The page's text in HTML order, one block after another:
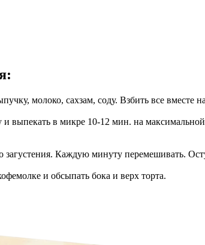
молоко, сахзам, соду. Взбить все вместе
и выпекать в микре 10-12 мин. на
Каждую минуту перемешивать.
и обсыпать бока и верх торта.